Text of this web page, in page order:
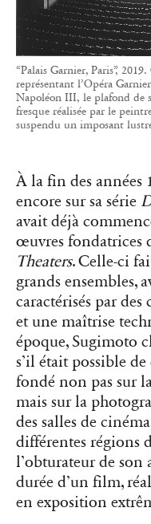
“Palais Garnier, Paris”,
représentant l’Opéra
Napoléon III, le plafond de
fresque réalisée par le
suspendu un imposant
À la fin des années
encore sur sa série
avait déjà
œuvres fondatrices
Theaters. Celle-ci
grands ensembles,
caractérisés par
et une maîtrise
époque, Sugimoto
s’il était possible
fondé non pas sur
mais sur la
des salles de
différentes régions
l’obturateur de
durée d’un film,
en exposition